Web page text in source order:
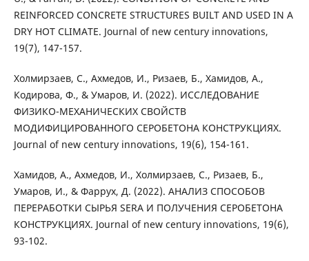
REINFORCED CONCRETE STRUCTURES BUILT AND USED IN A
DRY HOT CLIMATE. Journal of new century innovations,
19(7), 147-157.
Холмирзаев, С., Ахмедов, И., Ризаев, Б., Хамидов, А.,
Кодирова, Ф., & Умаров, И. (2022). ИССЛЕДОВАНИЕ
ФИЗИКО-МЕХАНИЧЕСКИХ СВОЙСТВ
МОДИФИЦИРОВАННОГО СЕРОБЕТОНА КОНСТРУКЦИЯХ.
Journal of new century innovations, 19(6), 154-161.
Хамидов, А., Ахмедов, И., Холмирзаев, С., Ризаев, Б.,
Умаров, И., & Фаррух, Д. (2022). АНАЛИЗ СПОСОБОВ
ПЕРЕРАБОТКИ СЫРЬЯ SERA И ПОЛУЧЕНИЯ СЕРОБЕТОНА
КОНСТРУКЦИЯХ. Journal of new century innovations, 19(6),
93-102.